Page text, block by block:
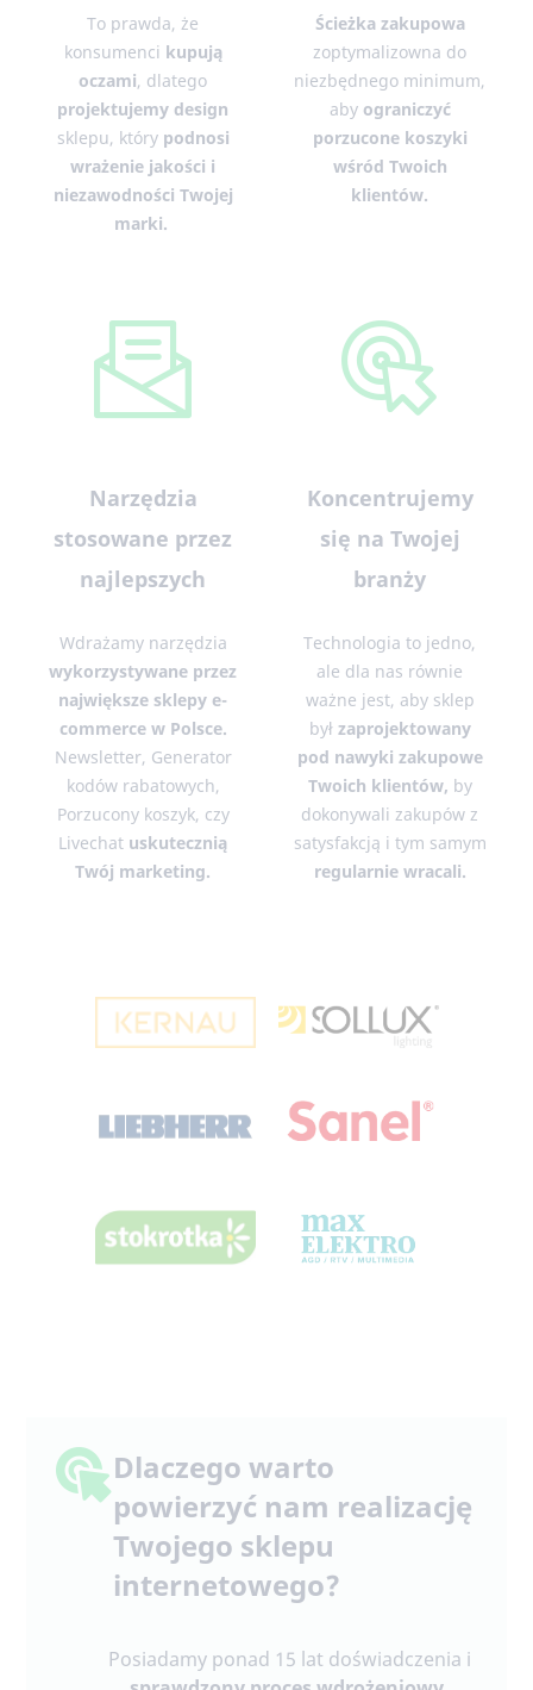
To prawda, że
konsumenci kupują
oczami, dlatego
projektujemy design
sklepu, który podnosi
wrażenie jakości i
niezawodności Twojej
marki.
Ścieżka zakupowa
zoptymalizowna do
niezbędnego minimum,
aby ograniczyć
porzucone koszyki
wśród Twoich
klientów.
Narzędzia
stosowane przez
najlepszych
Wdrażamy narzędzia
wykorzystywane przez
największe sklepy e-
commerce w Polsce.
Newsletter, Generator
kodów rabatowych,
Porzucony koszyk, czy
Livechat uskutecznią
Twój marketing.
Koncentrujemy
się na Twojej
branży
Technologia to jedno,
ale dla nas równie
ważne jest, aby sklep
był zaprojektowany
pod nawyki zakupowe
Twoich klientów, by
dokonywali zakupów z
satysfakcją i tym samym
regularnie wracali.
Dlaczego warto
powierzyć nam realizację
Twojego sklepu
internetowego?
Posiadamy ponad 15 lat doświadczenia i